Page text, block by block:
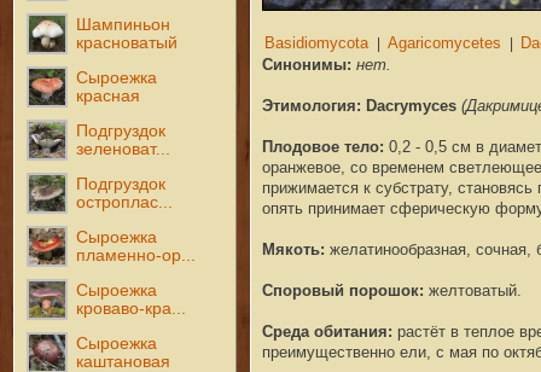
Шампиньон
красноватый
Сыроежка
красная
Подгруздок
зеленоват...
Подгруздок
остроплас...
Сыроежка
пламенно-ор...
Сыроежка
кроваво-кра...
Сыроежка
каштановая
Синонимы: нет.
Этимология: Dacrymyces
Плодовое тело: 0,2 - 0,5 см в
оранжевое, со временем
прижимается к субстрату,
опять принимает сферическую
Мякоть: желатинообразная, сочная,
Споровый порошок: желтоватый.
Среда обитания: растёт в теплое
преимущественно ели, с мая по